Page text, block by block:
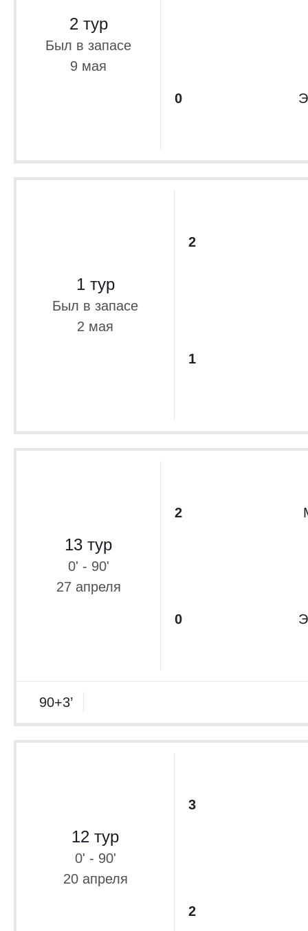
2 тур
Был в запасе
9 мая
0
1 тур
Был в запасе
2 мая
2
1
13 тур
0' - 90'
27 апреля
2
0
90+3’
12 тур
0' - 90'
20 апреля
3
2